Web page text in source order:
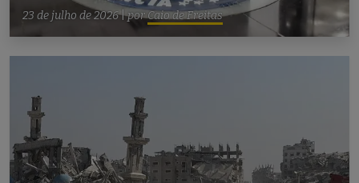
23 de julho de 2026|porCaio de Freitas